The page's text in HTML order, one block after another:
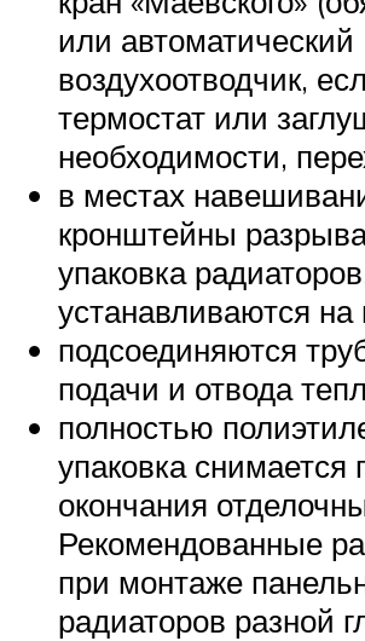
или автоматический
воздухоотводчик,
термостат или
необходимости,
в местах
кронштейны
упаковка
устанавливаются на
подсоединяются
подачи и отвода
полностью
упаковка снимается
окончания
Рекомендованные
при монтаже
радиаторов разной